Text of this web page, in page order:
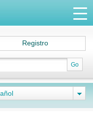
Go
Registro